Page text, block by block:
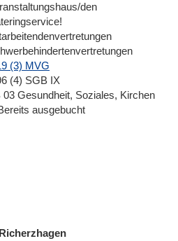
den
(3) MVG
(4) SGB IX
03 Gesundheit, Soziales, Kirchen
ausgebucht